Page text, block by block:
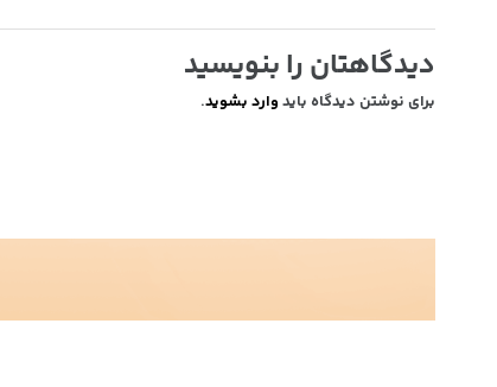
دیدگاهتان را بنویسید
برای نوشتن دیدگاه باید وارد بشوید.